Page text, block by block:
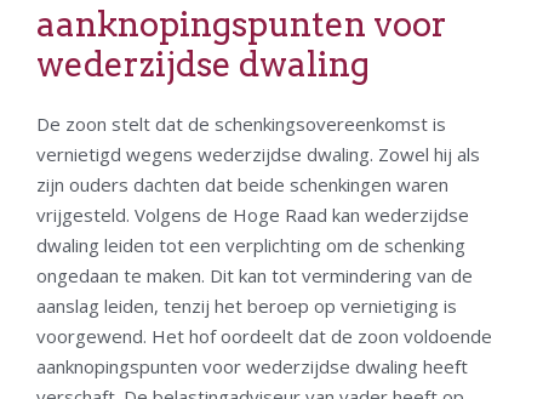
aanknopingspunten voor
wederzijdse dwaling
De zoon stelt dat de schenkingsovereenkomst is
vernietigd wegens wederzijdse dwaling. Zowel hij als
zijn ouders dachten dat beide schenkingen waren
vrijgesteld. Volgens de Hoge Raad kan wederzijdse
dwaling leiden tot een verplichting om de schenking
ongedaan te maken. Dit kan tot vermindering van de
aanslag leiden, tenzij het beroep op vernietiging is
voorgewend. Het hof oordeelt dat de zoon voldoende
aanknopingspunten voor wederzijdse dwaling heeft